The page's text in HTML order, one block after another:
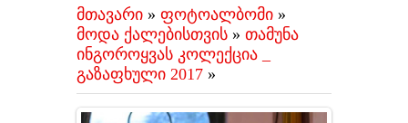
მთავარი » ფოტოალბომი »
მოდა ქალებისთვის » თამუნა
ინგოროყვას კოლექცია _
გაზაფხული 2017 »